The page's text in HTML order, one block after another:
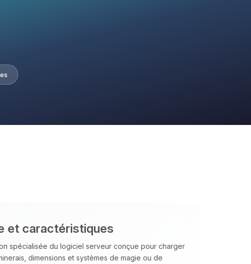
et caractéristiques
spécialisée du logiciel serveur conçue pour charger
dimensions et systèmes de magie ou de